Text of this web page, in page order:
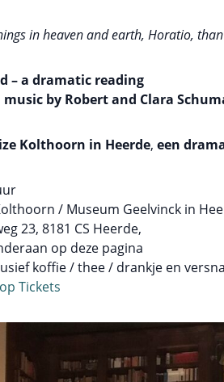
in heaven and earth, Horatio,
– a dramatic reading
by Robert and Clara
Kolthoorn in Heerde, een
/ Museum Geelvinck in
23, 8181 CS Heerde,
op deze pagina
koffie / thee / drankje en
Tickets